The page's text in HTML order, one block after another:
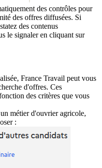
des contrôles pour
des offres diffusées. Si
des contenus
le signaler en cliquant sur
France Travail peut vous
d'offres. Ces
des critères que vous
métier d'ouvrier agricole,
: